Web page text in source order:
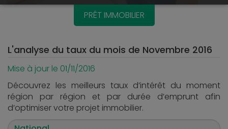
PRÊT IMMOBILIER
L'analyse du taux du mois de Novembre 2016
Mise à jour le 01/11/2016
Découvrez les meilleurs taux d’intérêt du moment
région par région et par durée d’emprunt afin
d’optimiser votre projet immobilier.